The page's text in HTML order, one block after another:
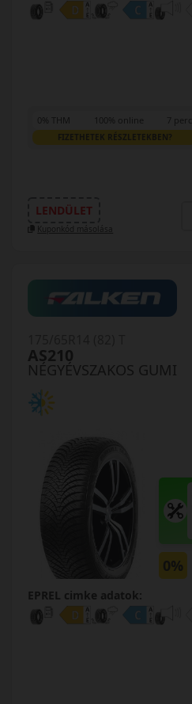
0% THM 100% online 7 perc
FIZETHETEK RÉSZLETEKBEN?
LENDÜLET
Kuponkód másolása
NÉGYÉVSZAKOS GUMI
AS210
0%
EPREL cimke adatok: